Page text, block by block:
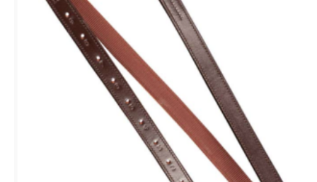
múltiples